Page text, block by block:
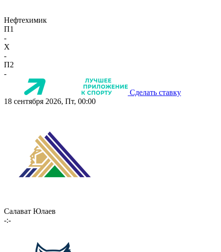
Нефтехимик
П1
-
X
-
П2
-
Сделать ставку
18 сентября 2026, Пт, 00:00
Салават Юлаев
-:-